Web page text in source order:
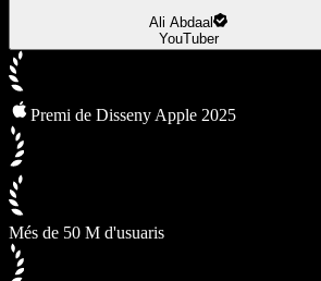
Ali Abdaal
YouTuber
Premi de Disseny Apple 2025
Més de 50 M d'usuaris